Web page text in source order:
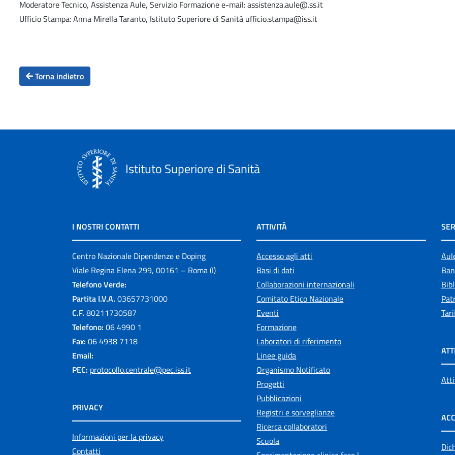
Moderatore Tecnico, Assistenza Aule, Servizio Formazione e-mail: assistenza.aule@.ss.it
Ufficio Stampa: Anna Mirella Taranto, Istituto Superiore di Sanità ufficio.stampa@iss.it
Torna indietro
Istituto Superiore di Sanità
I NOSTRI CONTATTI
Centro Nazionale Dipendenze e Doping
Viale Regina Elena 299, 00161 – Roma (I)
Telefono Verde:
Partita I.V.A. 03657731000
C.F. 80211730587
Telefono: 06 4990 1
Fax: 06 4938 7118
Email:
PEC: protocollo.centrale@pec.iss.it
PRIVACY
Informazioni per la privacy
Contatti
ATTIVITÀ
Accesso agli atti
Basi di dati
Collaborazioni internazionali
Comitato Etico Nazionale
Eventi
Formazione
Laboratori di riferimento
Linee guida
Organismo Notificato
Progetti
Pubblicazioni
Registri e sorveglianze
Ricerca collaboratori
Scuola
Atti